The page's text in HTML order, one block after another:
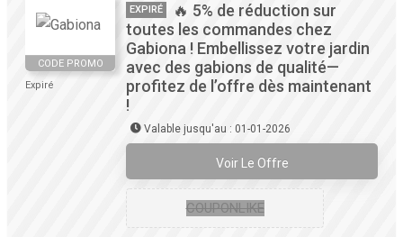
CODE PROMO
Expiré
EXPIRÉ
🔥 5% de réduction sur
toutes les commandes chez
Gabiona ! Embellissez votre jardin
avec des gabions de qualité—
profitez de l’offre dès maintenant
!
Valable jusqu'au : 01-01-2026
Voir Le Offre
COUPONLIKE